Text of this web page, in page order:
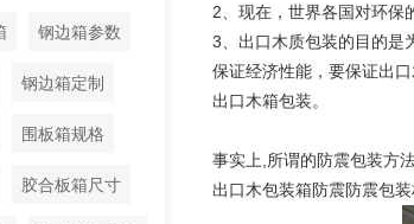
钢边箱参数
钢边箱定制
围板箱规格
胶合板箱尺寸
2、现在，世界各国对环保
3、出口木质包装的目的是
保证经济性能，要保证出
出口木箱包装。
事实上,所谓的防震包装方
出口木包装箱防震防震包装